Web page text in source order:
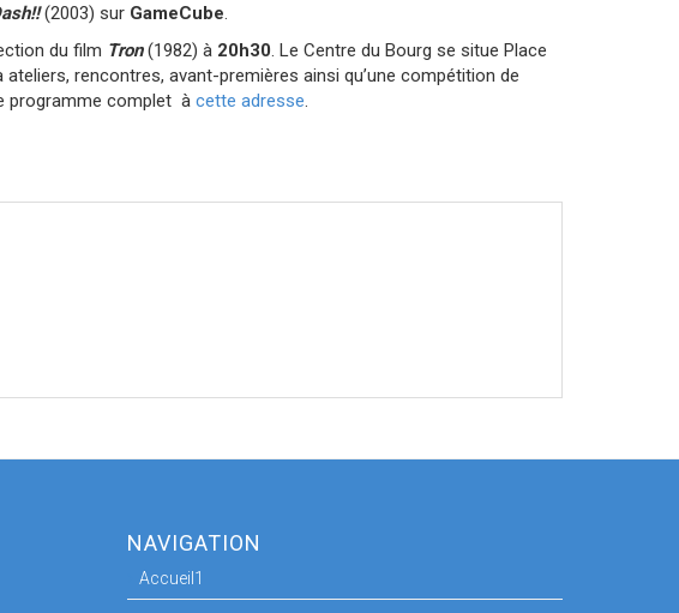
(2003) sur GameCube.
du film Tron (1982) à 20h30. Le Centre du Bourg se situe Place
ateliers, rencontres, avant-premières ainsi qu’une compétition de
programme complet à cette adresse.
NAVIGATION
Accueil1